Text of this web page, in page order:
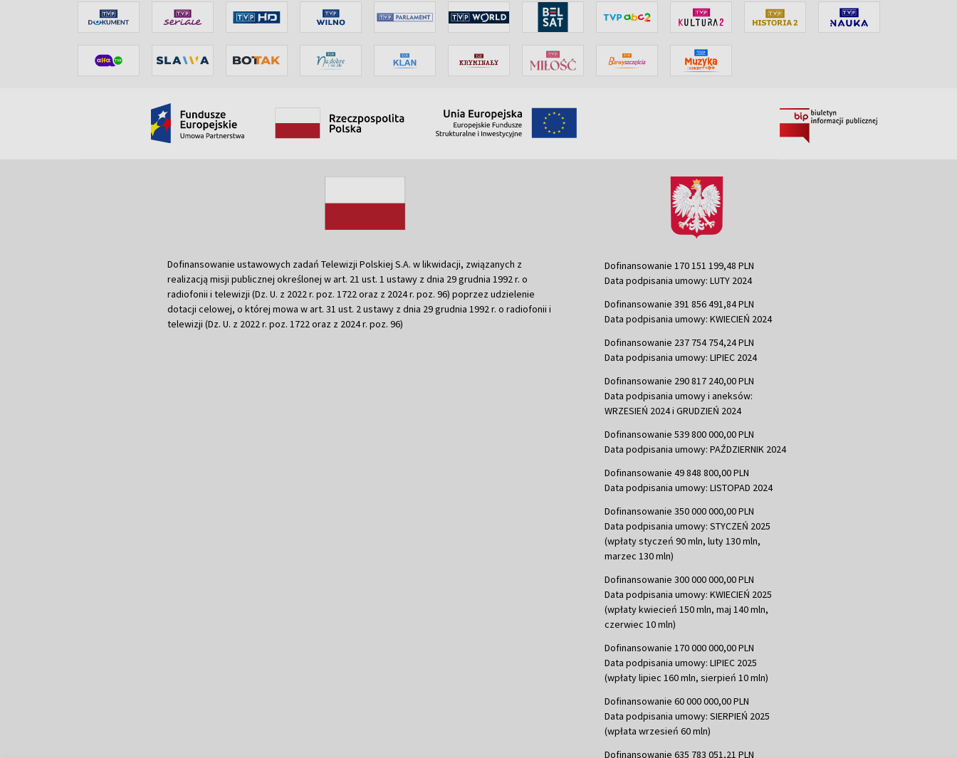
Dofinansowanie ustawowych zadań Telewizji Polskiej S.A. w likwidacji, związanych z
realizacją misji publicznej określonej w art. 21 ust. 1 ustawy z dnia 29 grudnia 1992 r. o
radiofonii i telewizji (Dz. U. z 2022 r. poz. 1722 oraz z 2024 r. poz. 96) poprzez udzielenie
dotacji celowej, o której mowa w art. 31 ust. 2 ustawy z dnia 29 grudnia 1992 r. o radiofonii i
telewizji (Dz. U. z 2022 r. poz. 1722 oraz z 2024 r. poz. 96)
Dofinansowanie 170 151 199,48 PLN
Data podpisania umowy: LUTY 2024
Dofinansowanie 391 856 491,84 PLN
Data podpisania umowy: KWIECIEŃ 2024
Dofinansowanie 237 754 754,24 PLN
Data podpisania umowy: LIPIEC 2024
Dofinansowanie 290 817 240,00 PLN
Data podpisania umowy i aneksów:
WRZESIEŃ 2024 i GRUDZIEŃ 2024
Dofinansowanie 539 800 000,00 PLN
Data podpisania umowy: PAŹDZIERNIK 2024
Dofinansowanie 49 848 800,00 PLN
Data podpisania umowy: LISTOPAD 2024
Dofinansowanie 350 000 000,00 PLN
Data podpisania umowy: STYCZEŃ 2025
(wpłaty styczeń 90 mln, luty 130 mln,
marzec 130 mln)
Dofinansowanie 300 000 000,00 PLN
Data podpisania umowy: KWIECIEŃ 2025
(wpłaty kwiecień 150 mln, maj 140 mln,
czerwiec 10 mln)
Dofinansowanie 170 000 000,00 PLN
Data podpisania umowy: LIPIEC 2025
(wpłaty lipiec 160 mln, sierpień 10 mln)
Dofinansowanie 60 000 000,00 PLN
Data podpisania umowy: SIERPIEŃ 2025
(wpłata wrzesień 60 mln)
Dofinansowanie 635 783 051,21 PLN